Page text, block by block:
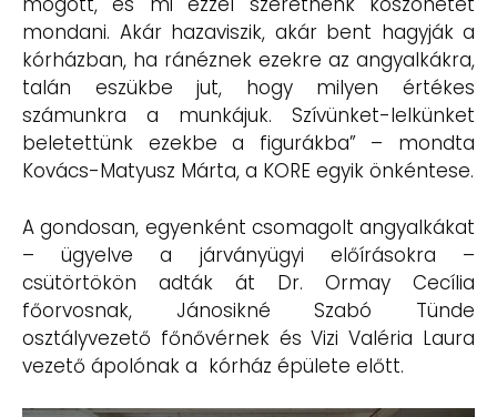
mondani. Akár hazaviszik, akár bent hagyják a
kórházban, ha ránéznek ezekre az angyalkákra,
talán eszükbe jut, hogy milyen értékes
számunkra a munkájuk. Szívünket-lelkünket
beletettünk ezekbe a figurákba” – mondta
Kovács-Matyusz Márta, a KORE egyik önkéntese.
A gondosan, egyenként csomagolt angyalkákat
– ügyelve a járványügyi előírásokra –
csütörtökön adták át Dr. Ormay Cecília
főorvosnak, Jánosikné Szabó Tünde
osztályvezető főnővérnek és Vizi Valéria Laura
vezető ápolónak a kórház épülete előtt.